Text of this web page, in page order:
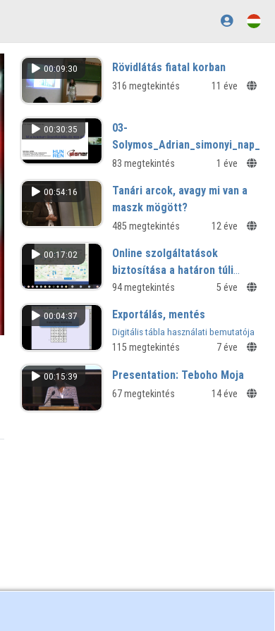
00:09:30 Rövidlátás fiatal korban
316 megtekintés 11 éve
00:30:35
03-
83 megtekintés 1 éve
00:54:16
Tanári arcok, avagy mi van a
maszk mögött?
485 megtekintés 12 éve
00:17:02
Online szolgáltatások
biztosítása a határon túli
magyarság számára az EISZ-
94 megtekintés 5 éve
00:04:37 Exportálás, mentés
Digitális tábla használati bemutatója
a SMART Notebook szoftver
115 megtekintés 7 éve
00:15:39 Presentation: Teboho Moja
67 megtekintés 14 éve